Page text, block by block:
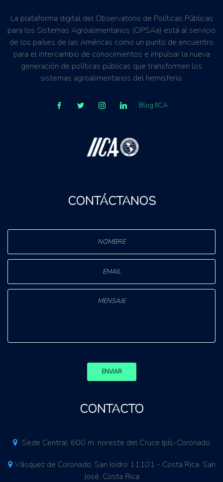
La plataforma digital del Observatorio de Políticas Públicas
para los Sistemas Agroalimentarios (OPSAa) está al servicio
de los países de las Américas como un punto de encuentro
para el intercambio de conocimientos e impulsar la nueva
generación de políticas públicas que transformen los
sistemas agroalimentarios del hemisferio.
Blog IICA
CONTÁCTANOS
ENVIAR
CONTACTO
Sede Central. 600 m. noreste del Cruce Ipís-Coronado
Vásquez de Coronado, San Isidro 11101 - Costa Rica. San
José, Costa Rica